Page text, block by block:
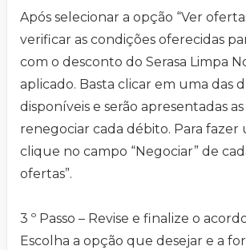
Após selecionar a opção “Ver
verificar as condições oferecidas
com o desconto do Serasa Limpa
aplicado. Basta clicar em uma das
disponíveis e serão apresentadas
renegociar cada débito. Para fazer
clique no campo “Negociar” de
ofertas”.
3 º Passo – Revise e finalize o
Escolha a opção que desejar e a